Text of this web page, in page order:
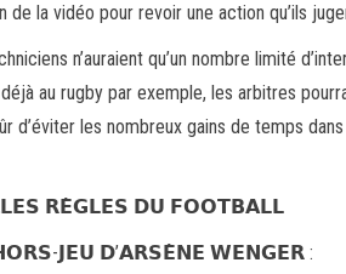
de la vidéo pour revoir une action qu’ils
n’auraient qu’un nombre limité
au rugby par exemple, les arbitres
d’éviter les nombreux gains de temps
𝗥𝗘̀𝗚𝗟𝗘𝗦 𝗗𝗨 𝗙𝗢𝗢𝗧𝗕𝗔𝗟𝗟
𝗝𝗘𝗨 𝗗’𝗔𝗥𝗦𝗘̀𝗡𝗘 𝗪𝗘𝗡𝗚𝗘𝗥 :